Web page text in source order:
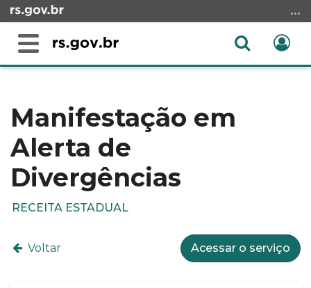
para
conteúdo
menu
para
busca
Alterna
Abrir
conteúdo
Manifestação em
Alerta de
Divergências
RECEITA ESTADUAL
Voltar Acessar o serviço